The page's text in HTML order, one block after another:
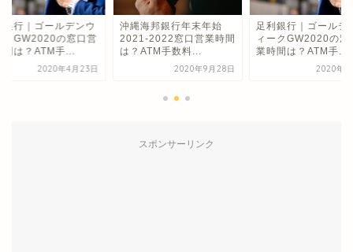
銀行｜ゴールデンウ
クGW2020の窓口営
間は？ATM手...
2020年4月23日
沖縄海邦銀行年末年始
2021-2022窓口営業時間
は？ATM手数料...
2020年9月28日
足利銀行｜ゴールデ
ィークGW2020の窓
業時間は？ATM手...
2020年3
スポンサーリンク